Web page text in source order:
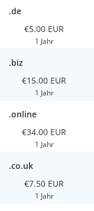
.de
€5.00 EUR
1 Jahr
.biz
€15.00 EUR
1 Jahr
.online
€34.00 EUR
1 Jahr
.co.uk
€7.50 EUR
1 Jahr